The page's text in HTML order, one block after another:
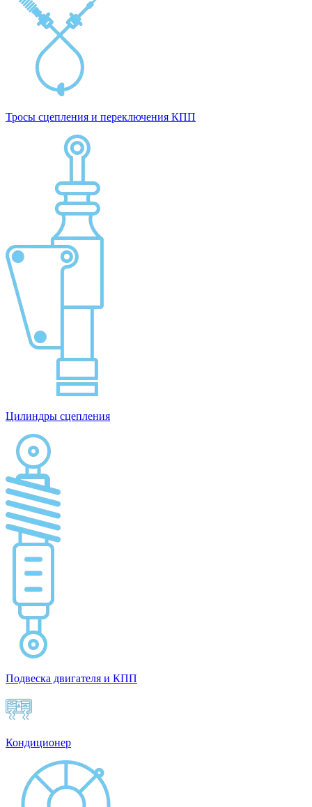
Тросы сцепления и переключения КПП
Цилиндры сцепления
Подвеска двигателя и КПП
Кондиционер